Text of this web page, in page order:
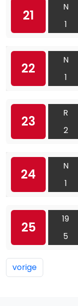
21
N
1
22
N
1
23
R
2
24
N
1
25
19
5
vorige